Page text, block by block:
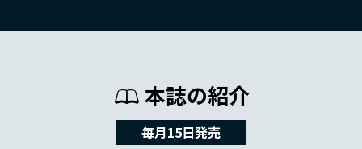
本誌の紹介
毎月15日発売